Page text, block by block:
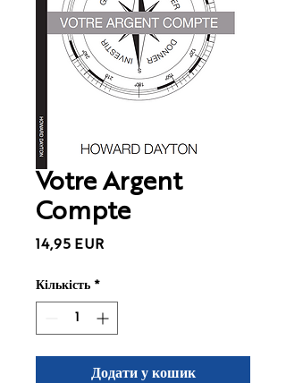
Votre Argent
Compte
14,95 EURЦіна
Кількість *
Додати у кошик